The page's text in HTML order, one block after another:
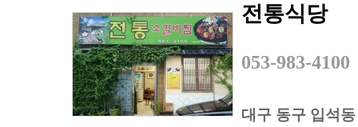
전통식당
053-983-4100
대구 동구 입석동